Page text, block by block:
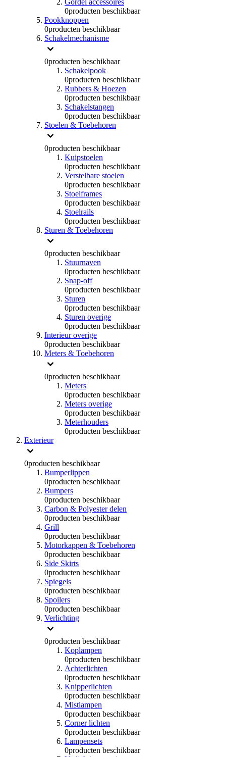
Gordel accessoires
0producten beschikbaar
Pookknoppen
0producten beschikbaar
Schakelmechanisme
0producten beschikbaar
Schakelpook
0producten beschikbaar
Rubbers & Hoezen
0producten beschikbaar
Schakelstangen
0producten beschikbaar
Stoelen & Toebehoren
0producten beschikbaar
Kuipstoelen
0producten beschikbaar
Verstelbare stoelen
0producten beschikbaar
Stoelframes
0producten beschikbaar
Stoelrails
0producten beschikbaar
Sturen & Toebehoren
0producten beschikbaar
Stuurnaven
0producten beschikbaar
Snap-off
0producten beschikbaar
Sturen
0producten beschikbaar
Sturen overige
0producten beschikbaar
Interieur overige
0producten beschikbaar
Meters & Toebehoren
0producten beschikbaar
Meters
0producten beschikbaar
Meters overige
0producten beschikbaar
Meterhouders
0producten beschikbaar
Exterieur
0producten beschikbaar
Bumperlippen
0producten beschikbaar
Bumpers
0producten beschikbaar
Carbon & Polyester delen
0producten beschikbaar
Grill
0producten beschikbaar
Motorkappen & Toebehoren
0producten beschikbaar
Side Skirts
0producten beschikbaar
Spiegels
0producten beschikbaar
Spoilers
0producten beschikbaar
Verlichting
0producten beschikbaar
Koplampen
0producten beschikbaar
Achterlichten
0producten beschikbaar
Knipperlichten
0producten beschikbaar
Mistlampen
0producten beschikbaar
Corner lichten
0producten beschikbaar
Lampensets
0producten beschikbaar